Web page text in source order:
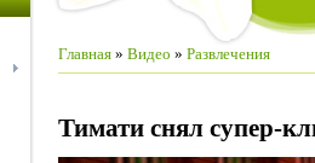
Главная » Видео » Развлечения
Тимати снял супер-